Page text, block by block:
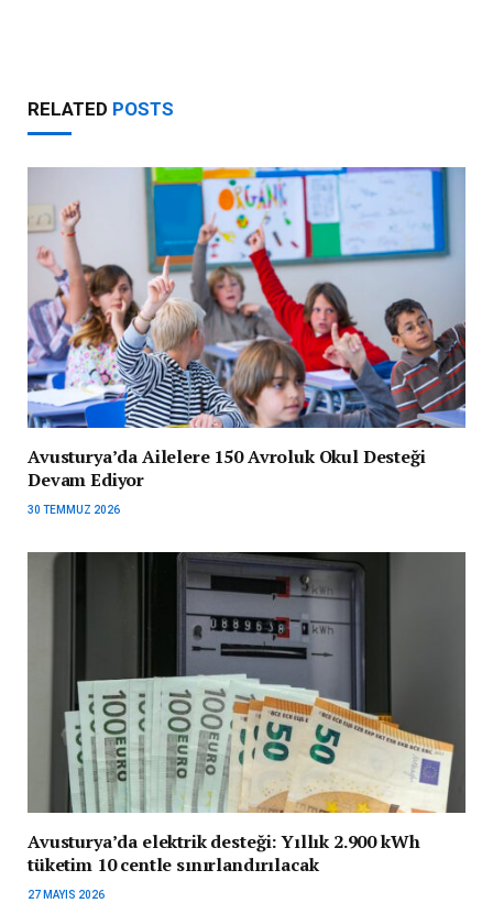
RELATED POSTS
Avusturya’da Ailelere 150 Avroluk Okul Desteği
Devam Ediyor
30 TEMMUZ 2026
Avusturya’da elektrik desteği: Yıllık 2.900 kWh
tüketim 10 centle sınırlandırılacak
27 MAYIS 2026